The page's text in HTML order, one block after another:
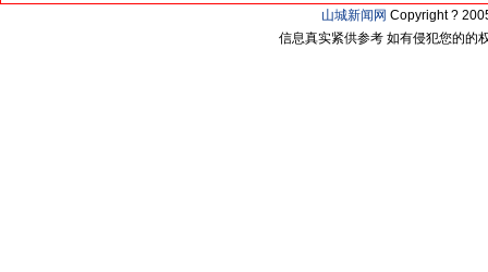
山城新闻网 Copyright ?
信息真实紧供参考 如有侵犯您的的